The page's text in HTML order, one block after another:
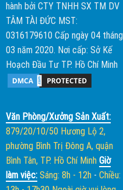
hành bởi CTY TNHH SX TM DV
TÂM TÀI ĐỨC MST:
0316179610 Cấp ngày 04 tháng
03 năm 2020. Nơi cấp: Sở Kế
Hoạch Đầu Tư TP. Hồ Chí Minh
Văn Phòng/Xưởng Sản Xuất:
879/20/10/50 Hương Lộ 2,
phường Bình Trị Đông A, quận
Bình Tân, TP. Hồ Chí Minh Giờ
làm việc: Sáng: 8h - 12h- Chiều: